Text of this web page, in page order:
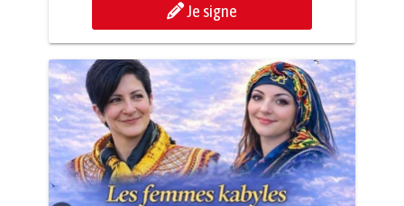
Je signe